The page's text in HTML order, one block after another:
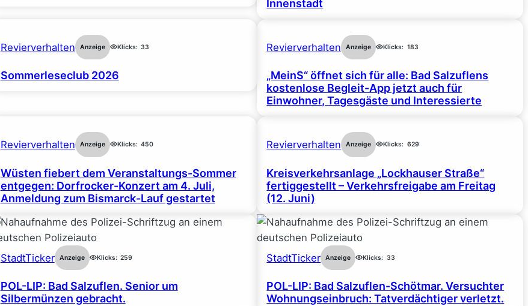
Innenstadt
Revierverhalten Anzeige Klicks: 33
Sommerleseclub 2026
Revierverhalten Anzeige Klicks: 183
„MeinS“ öffnet sich für alle: Bad Salzuflens
kostenlose Begleit-App jetzt auch für
Einwohner, Tagesgäste und Interessierte
Revierverhalten Anzeige Klicks: 450
Wüsten fiebert dem Veranstaltungs-Sommer
entgegen: Dorfrocker-Konzert am 4. Juli,
Anmeldung zum Bismarck-Lauf gestartet
Revierverhalten Anzeige Klicks: 629
Kreisverkehrsanlage „Lockhauser Straße“
fertiggestellt – Verkehrsfreigabe am Freitag
(12. Juni)
StadtTicker Anzeige Klicks: 259
POL-LIP: Bad Salzuflen. Senior um
Silbermünzen gebracht.
StadtTicker Anzeige Klicks: 33
POL-LIP: Bad Salzuflen-Schötmar. Versuchter
Wohnungseinbruch: Tatverdächtiger verletzt.